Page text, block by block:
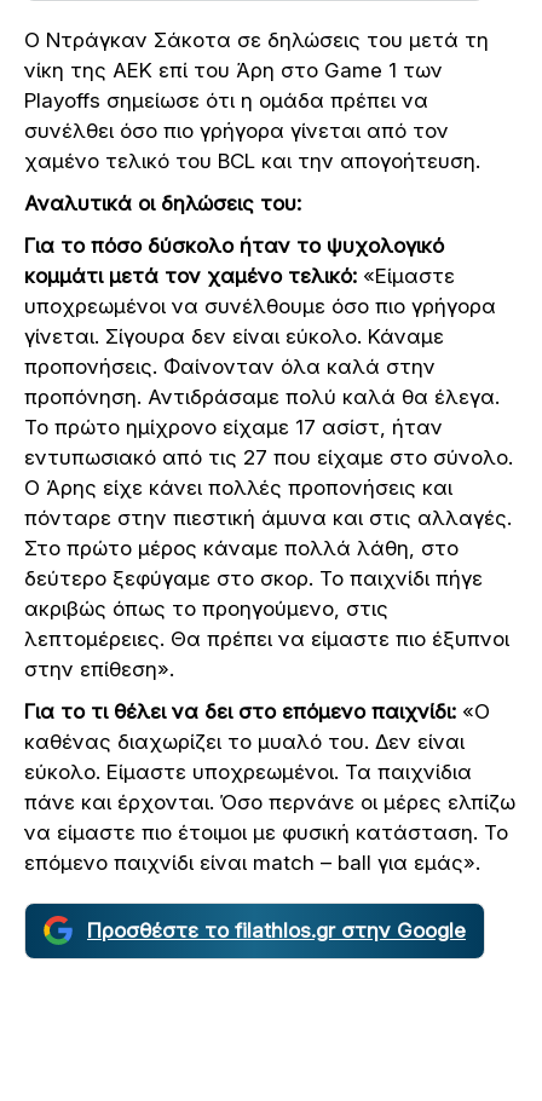
Ο Ντράγκαν Σάκοτα σε δηλώσεις του μετά τη
νίκη της ΑΕΚ επί του Άρη στο Game 1 των
Playoffs σημείωσε ότι η ομάδα πρέπει να
συνέλθει όσο πιο γρήγορα γίνεται από τον
χαμένο τελικό του BCL και την απογοήτευση.
Αναλυτικά οι δηλώσεις του:
Για το πόσο δύσκολο ήταν το ψυχολογικό
κομμάτι μετά τον χαμένο τελικό: «Είμαστε
υποχρεωμένοι να συνέλθουμε όσο πιο γρήγορα
γίνεται. Σίγουρα δεν είναι εύκολο. Κάναμε
προπονήσεις. Φαίνονταν όλα καλά στην
προπόνηση. Αντιδράσαμε πολύ καλά θα έλεγα.
Το πρώτο ημίχρονο είχαμε 17 ασίστ, ήταν
εντυπωσιακό από τις 27 που είχαμε στο σύνολο.
Ο Άρης είχε κάνει πολλές προπονήσεις και
πόνταρε στην πιεστική άμυνα και στις αλλαγές.
Στο πρώτο μέρος κάναμε πολλά λάθη, στο
δεύτερο ξεφύγαμε στο σκορ. Το παιχνίδι πήγε
ακριβώς όπως το προηγούμενο, στις
λεπτομέρειες. Θα πρέπει να είμαστε πιο έξυπνοι
στην επίθεση».
Για το τι θέλει να δει στο επόμενο παιχνίδι: «Ο
καθένας διαχωρίζει το μυαλό του. Δεν είναι
εύκολο. Είμαστε υποχρεωμένοι. Τα παιχνίδια
πάνε και έρχονται. Όσο περνάνε οι μέρες ελπίζω
να είμαστε πιο έτοιμοι με φυσική κατάσταση. Το
επόμενο παιχνίδι είναι match – ball για εμάς».
Προσθέστε το filathlos.gr στην Google